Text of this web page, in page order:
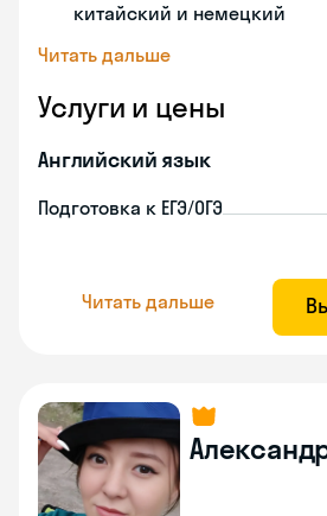
китайский и немецкий
Читать дальше
Услуги и цены
Английский язык
Подготовка к ЕГЭ/ОГЭ
Читать дальше